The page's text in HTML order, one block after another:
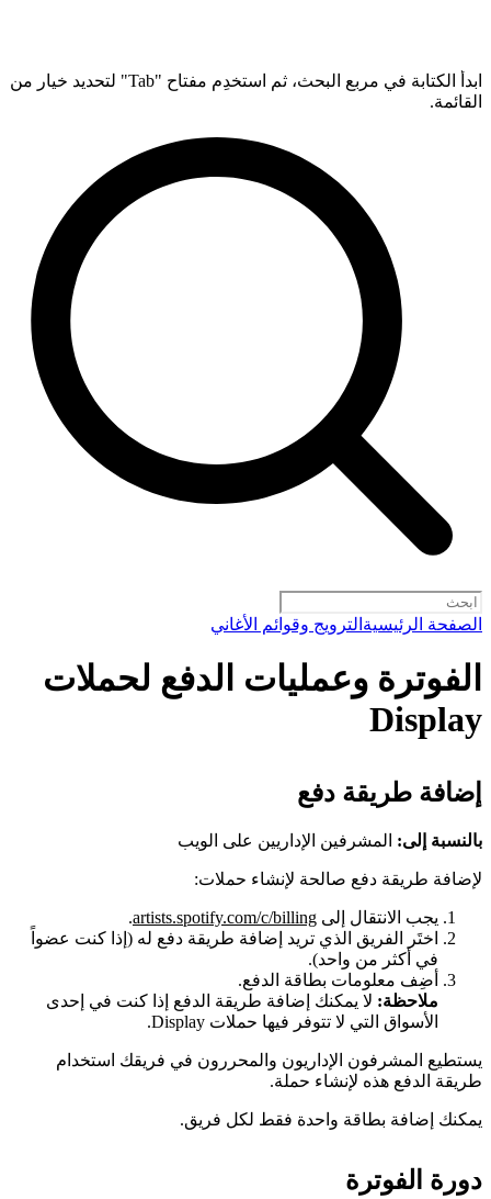
ابدأ الكتابة في مربع البحث، ثم استخدِم مفتاح "Tab" لتحديد خيار من
القائمة.
الصفحة الرئيسية الترويج وقوائم الأغاني
الفوترة وعمليات الدفع لحملات
Display
إضافة طريقة دفع
بالنسبة إلى: المشرفين الإداريين على الويب
لإضافة طريقة دفع صالحة لإنشاء حملات:
يجب الانتقال إلى artists.spotify.com/c/billing
.
اختَر الفريق الذي تريد إضافة طريقة دفع له (إذا كنت عضواً
في أكثر من واحد).
أضِف معلومات بطاقة الدفع.
ملاحظة: لا يمكنك إضافة طريقة الدفع إذا كنت في إحدى
الأسواق التي لا تتوفر فيها حملات Display.
يستطيع المشرفون الإداريون والمحررون في فريقك استخدام
طريقة الدفع هذه لإنشاء حملة.
يمكنك إضافة بطاقة واحدة فقط لكل فريق.
دورة الفوترة